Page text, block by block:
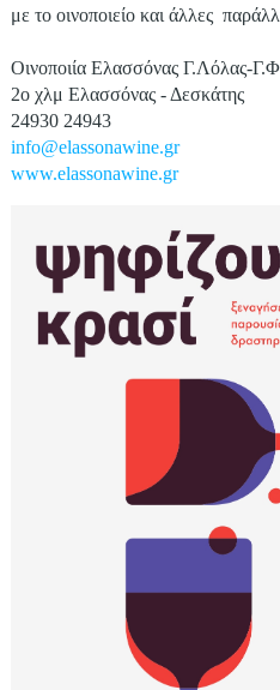
με το οινοποιείο και άλλες
Οινοποιία Ελασσόνας Γ.Λόλας-
2ο χλμ Ελασσόνας - Δεσκάτης
24930 24943
info@elassonawine.gr
www.elassonawine.gr